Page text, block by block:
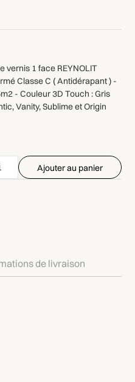
vernis 1 face REYNOLIT
Classe C ( Antidérapant ) -
- Couleur 3D Touch : Gris
Vanity, Sublime et Origin
de livraison